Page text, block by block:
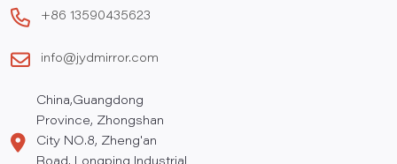
+86 13590435623
info@jydmirror.com
China,Guangdong
Province, Zhongshan
City NO.8, Zheng'an